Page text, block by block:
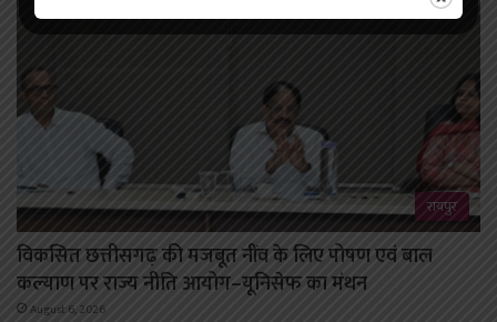
रायपुर
विकसित छत्तीसगढ़ की मजबूत नींव के लिए पोषण एवं बाल
कल्याण पर राज्य नीति आयोग–यूनिसेफ का मंथन
August 6, 2026